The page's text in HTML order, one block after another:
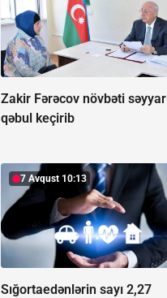
Zakir Fərəcov növbəti səyyar
qəbul keçirib
7 Avqust 10:13
Sığortaedənlərin sayı 2,27